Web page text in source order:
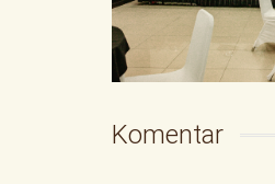
Komentar